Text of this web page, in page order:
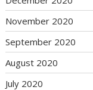
November 2020
September 2020
August 2020
July 2020